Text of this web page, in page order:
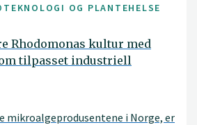
OG PLANTEHELSE
Rhodomonas kultur med
tilpasset industriell
mikroalgeprodusentene i Norge, er